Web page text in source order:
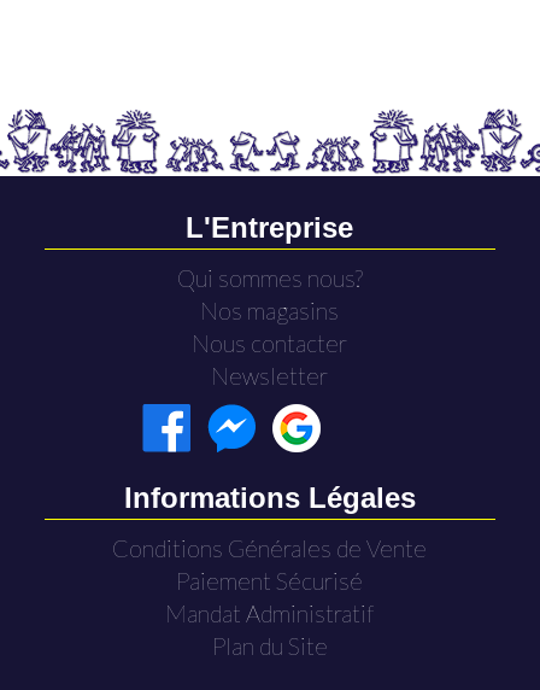
L'Entreprise
Qui sommes nous?
Nos magasins
Nous contacter
Newsletter
Informations Légales
Conditions Générales de Vente
Paiement Sécurisé
Mandat Administratif
Plan du Site